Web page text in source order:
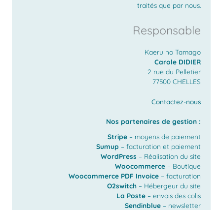
traités que par nous.
Responsable
Kaeru no Tamago
Carole DIDIER
2 rue du Pelletier
77500 CHELLES
Contactez-nous
Nos partenaires de gestion :
Stripe– moyens de paiement
Sumup – facturation et paiement
WordPress – Réalisation du site
Woocommerce– Boutique
Woocommerce PDF Invoice– facturation
O2switch– Hébergeur du site
La Poste– envois des colis
Sendinblue– newsletter